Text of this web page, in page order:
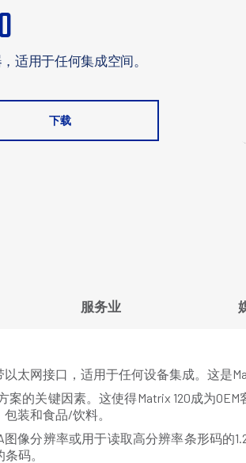
适用于任何集成空间。
下载
服务业
太网接口，适用于任何设备集成。这是
案的关键因素。这使得Matrix 120成为
装和食品/饮料。
像分辨率或用于读取高分辨率条形码的
码。